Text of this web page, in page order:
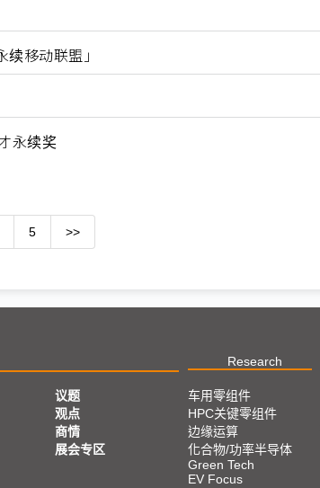
移动联盟」
永续奖
5 >>
Research
议题
观点
商情
展会专区
车用零组件
HPC关键零组件
边缘运算
化合物/功率半导体
Green Tech
EV Focus